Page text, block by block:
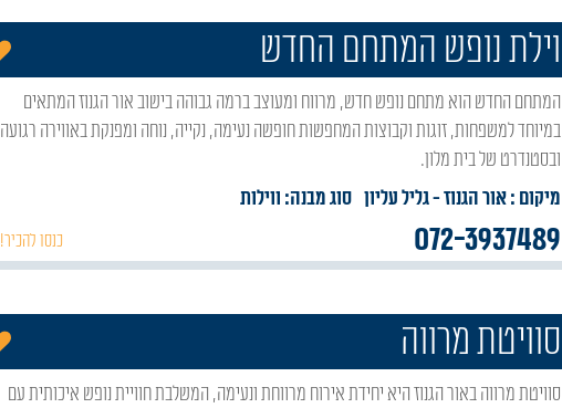
וילת נופש המתחם החדש
המתחם החדש הוא מתחם נופש חדש, מרווח ומעוצב ברמה גבוהה בישוב אור הגנוז המתאים
במיוחד למשפחות, זוגות וקבוצות המחפשות חופשה נעימה, נקייה, נוחה ומפנקת באווירה רגועה
ובסטנדרט של בית מלון.
מיקום : אור הגנוז- גליל עליון סוג מבנה: ווילות
072-3937489 כנסו להכיר!
סוויטת מרווה
סוויטת מרווה באור הגנוז היא יחידת אירוח מרווחת ונעימה, המשלבת חוויית נופש איכותית עם